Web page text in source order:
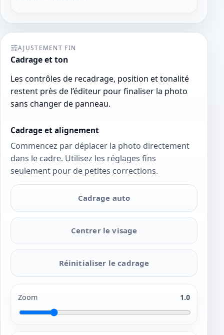
AJUSTEMENT FIN
Cadrage et ton
Les contrôles de recadrage, position et tonalité
restent près de l’éditeur pour finaliser la photo
sans changer de panneau.
Cadrage et alignement
Commencez par déplacer la photo directement
dans le cadre. Utilisez les réglages fins
seulement pour de petites corrections.
Cadrage auto
Centrer le visage
Réinitialiser le cadrage
Zoom 1.0